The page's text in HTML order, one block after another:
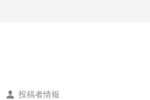
投稿者情報